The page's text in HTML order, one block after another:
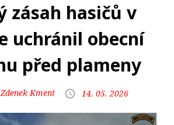
zásah hasičů v
uchránil obecní
před plameny
Zdenek Kment 14. 05. 2026